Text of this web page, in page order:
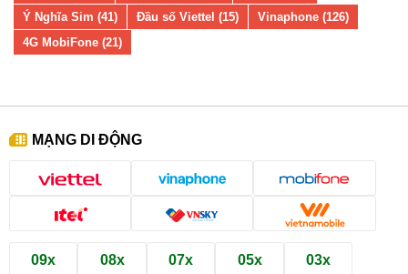
Ý Nghĩa Sim (41)
Đầu số Viettel (15)
Vinaphone (126)
4G MobiFone (21)
MẠNG DI ĐỘNG
09x 08x 07x 05x 03x